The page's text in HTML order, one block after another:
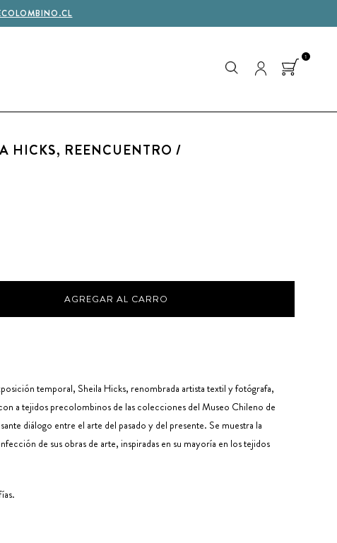
1
HICKS, REENCUENTRO /
AGREGAR AL CARRO
temporal, Sheila Hicks, renombrada artista textil y fotógrafa,
a tejidos precolombinos de las colecciones del Museo Chileno de
diálogo entre el arte del pasado y del presente. Se muestra la
de sus obras de arte, inspiradas en su mayoría en los tejidos